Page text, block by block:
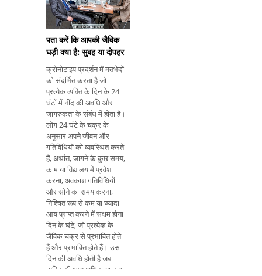
पता करें कि आपकी जैविक
घड़ी क्या है: सुबह या दोपहर
क्रोनोटाइप प्रदर्शन में मतभेदों
को संदर्भित करता है जो
प्रत्येक व्यक्ति के दिन के 24
घंटों में नींद की अवधि और
जागरुकता के संबंध में होता है।
लोग 24 घंटे के चक्र के
अनुसार अपने जीवन और
गतिविधियों को व्यवस्थित करते
हैं, अर्थात, जागने के कुछ समय,
काम या विद्यालय में प्रवेश
करना, अवकाश गतिविधियों
और सोने का समय करना,
निश्चित रूप से कम या ज्यादा
आय प्राप्त करने में सक्षम होना
दिन के घंटे, जो प्रत्येक के
जैविक चक्र से प्रभावित होते
हैं और प्रभावित होते हैं। उस
दिन की अवधि होती है जब
व्यक्ति की आय अधिक या कम